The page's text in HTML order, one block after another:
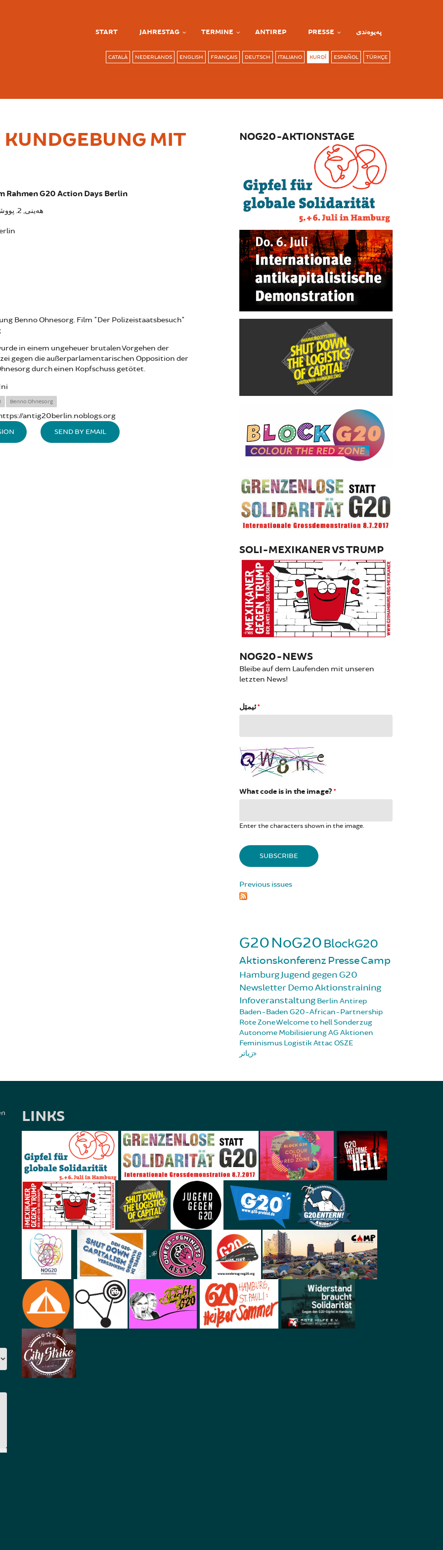
START JAHRESTAG TERMINE ANTIREP PRESSE پەیوەندی
CATALÀ NEDERLANDS ENGLISH FRANÇAIS DEUTSCH ITALIANO KURDÎ ESPAÑOL TÜRKÇE
KUNDGEBUNG MIT
Rahmen G20 Action Days Berlin
هەینی, 2. پووشپەڕ 2017 - 21:00
Benno Ohnesorg. Film "Der Polizeistaatsbesuch"
in einem ungeheuer brutalen Vorgehen der
gegen die außerparlamentarischen Opposition der
durch einen Kopfschuss getötet.
Benno Ohnesorg
antig20berlin.noblogs.org
SEND BY EMAIL
NOG20-AKTIONSTAGE
SOLI-MEXIKANER VS TRUMP
NOG20-NEWS
Bleibe auf dem Laufenden mit unseren
letzten News!
*
What code is in the image? *
Enter the characters shown in the image.
Previous issues
G20NoG20 BlockG20
Aktionskonferenz PresseCamp
HamburgJugend gegen G20
NewsletterDemoAktionstraining
Infoveranstaltung Berlin Antirep
Baden-Baden G20-African-Partnership
Rote ZoneWelcome to hellSonderzug
Autonome MobilisierungAG Aktionen
Feminismus Logistik Attac OSZE
زیاتر
LINKS